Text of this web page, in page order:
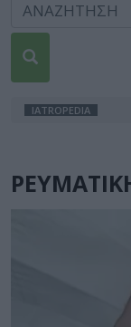
IATROPEDIA